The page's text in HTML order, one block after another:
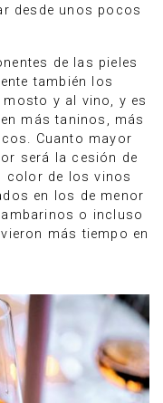
desde unos pocos
de las pieles
también los
y al vino, y es
más taninos, más
Cuanto mayor
será la cesión de
color de los vinos
en los de menor
o incluso
más tiempo en